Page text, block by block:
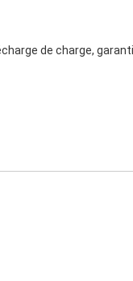
de charge,